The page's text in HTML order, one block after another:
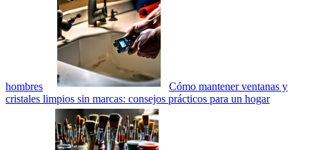
hombres
Cómo mantener ventanas y
cristales limpios sin marcas: consejos prácticos para un hogar